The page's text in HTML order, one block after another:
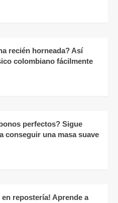
recién horneada? Así
colombiano fácilmente
perfectos? Sigue
conseguir una masa suave
repostería! Aprende a